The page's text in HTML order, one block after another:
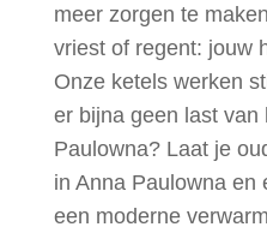
meer zorgen te
vriest of regent: jouw
Onze ketels werken
er bijna geen last van
Paulowna? Laat je
in Anna Paulowna en
een moderne